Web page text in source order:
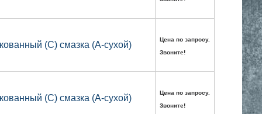
(C) смазка (А-сухой)
Цена по запросу.
Звоните!
(C) смазка (А-сухой)
Цена по запросу.
Звоните!